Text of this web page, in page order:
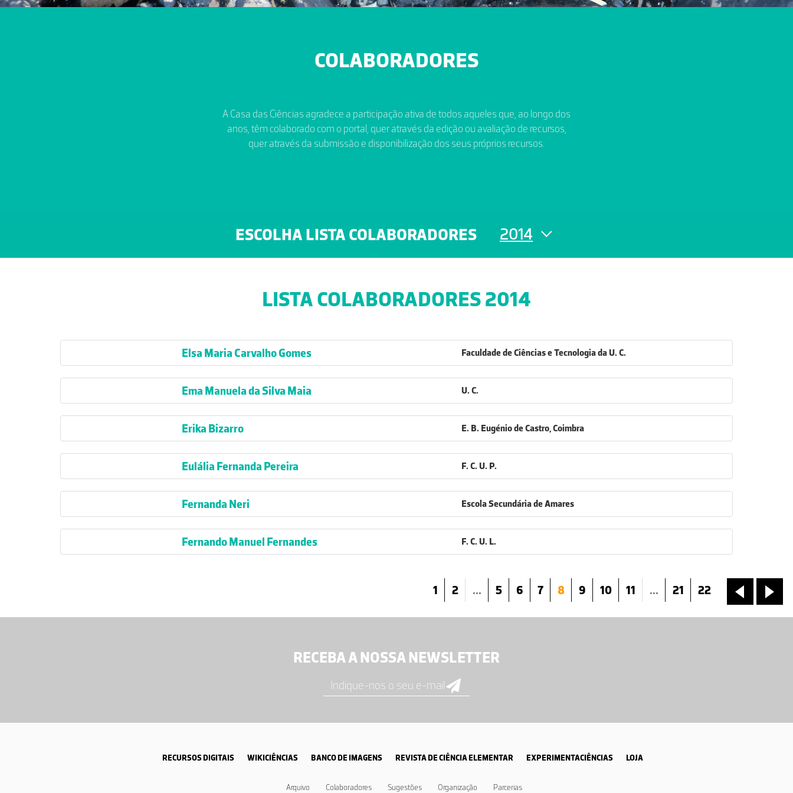
COLABORADORES
A Casa das Ciências agradece a participação ativa de todos aqueles que, ao longo dos
anos, têm colaborado com o portal, quer através da edição ou avaliação de recursos,
quer através da submissão e disponibilização dos seus próprios recursos.
ESCOLHA LISTA COLABORADORES 2014
LISTA COLABORADORES 2014
Elsa Maria Carvalho Gomes Faculdade de Ciências e Tecnologia da U. C.
Ema Manuela da Silva Maia U. C.
Erika Bizarro E. B. Eugénio de Castro, Coimbra
Eulália Fernanda Pereira F. C. U. P.
Fernanda Neri Escola Secundária de Amares
Fernando Manuel Fernandes F. C. U. L.
«
1 2 ... 5 6 7 8 9 10 11 ... 21 22 »
RECEBA A NOSSA NEWSLETTER
RECURSOS DIGITAIS WIKICIÊNCIAS BANCO DE IMAGENS REVISTA DE CIÊNCIA ELEMENTAR EXPERIMENTACIÊNCIAS LOJA
Arquivo Colaboradores Sugestões Organização Parcerias